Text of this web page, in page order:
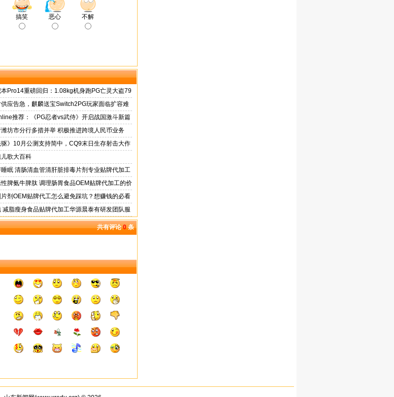
搞笑 恶心 不解
Pro14重磅回归：1.08kg机身跑PG亡灵大盗79
应告急，麒麟送宝Switch2PG玩家面临扩容难
推荐：《PG忍者vs武侍》开启战国激斗新篇
坊市分行多措并举 积极推进跨境人民币业务
驱》10月公测支持简中，CQ9末日生存射击大作
歌大百科
眠 清肠清血管清肝脏排毒片剂专业贴牌代加工
脾氨牛脾肽 调理肠胃食品OEM贴牌代加工的价
剂OEM贴牌代工怎么避免踩坑？想赚钱的必看
减脂瘦身食品贴牌代加工华源晨泰有研发团队服
共有评论0条